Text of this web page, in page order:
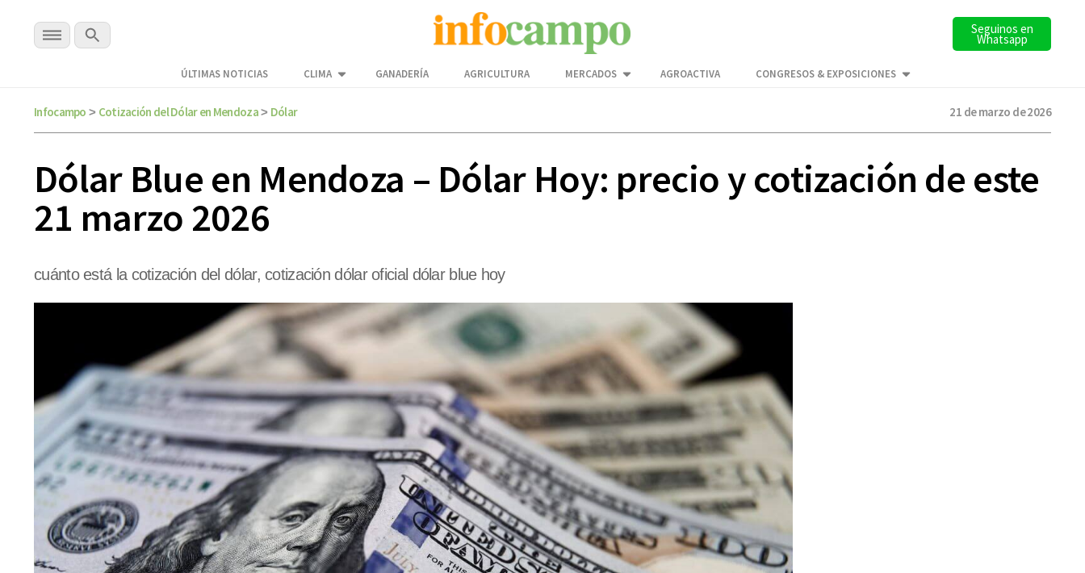
Seguinos en
Whatsapp
ÚLTIMAS NOTICIAS CLIMA GANADERÍA AGRICULTURA MERCADOS AGROACTIVA CONGRESOS & EXPOSICIONES
Infocampo > Cotización del Dólar en Mendoza> Dólar 21 de marzo de 2026
Dólar Blue en Mendoza – Dólar Hoy: precio y cotización de este
21 marzo 2026
cuánto está la cotización del dólar, cotización dólar oficial dólar blue hoy